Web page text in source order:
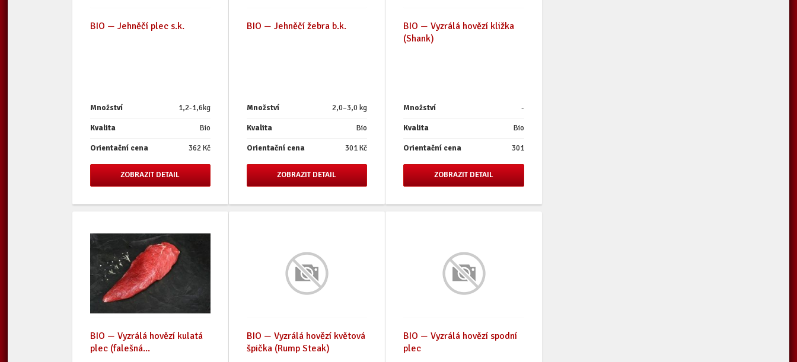
BIO — Jehněčí plec s.k.
Množství 1,2-1,6kg
Kvalita Bio
Orientační cena 362 Kč
ZOBRAZIT DETAIL
BIO — Jehněčí žebra b.k.
Množství 2,0–3,0 kg
Kvalita Bio
Orientační cena 301 Kč
ZOBRAZIT DETAIL
BIO — Vyzrálá hovězí kližka
(Shank)
Množství -
Kvalita Bio
Orientační cena 301
ZOBRAZIT DETAIL
BIO — Vyzrálá hovězí kulatá
plec (falešná...
BIO — Vyzrálá hovězí květová
špička (Rump Steak)
BIO — Vyzrálá hovězí spodní
plec